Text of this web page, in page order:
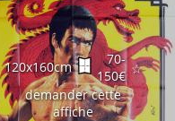
120x160cm
70-
150€ ☆
demander cette
affiche